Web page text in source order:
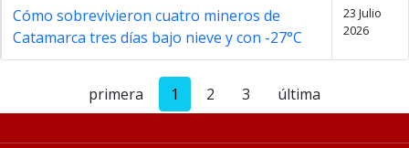
Cómo sobrevivieron cuatro mineros de
Catamarca tres días bajo nieve y con -27°C
23 Julio
2026
primera 1 2 3 última